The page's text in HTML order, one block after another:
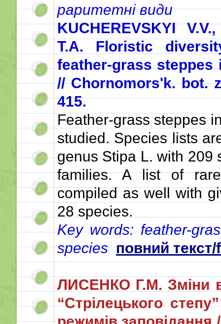
раритетні види
KUCHEREVSKYI
T.A. Floristic
feather-grass
// Chornomors'k. bot.
415.
Feather-grass steppes
studied. Species lists
genus Stipa L. with 209
families. A list of
compiled as well with
28 species.
Key words: feather-
species повний
ЛИСЕНКО Г.М. Зміни
“Стрілецького